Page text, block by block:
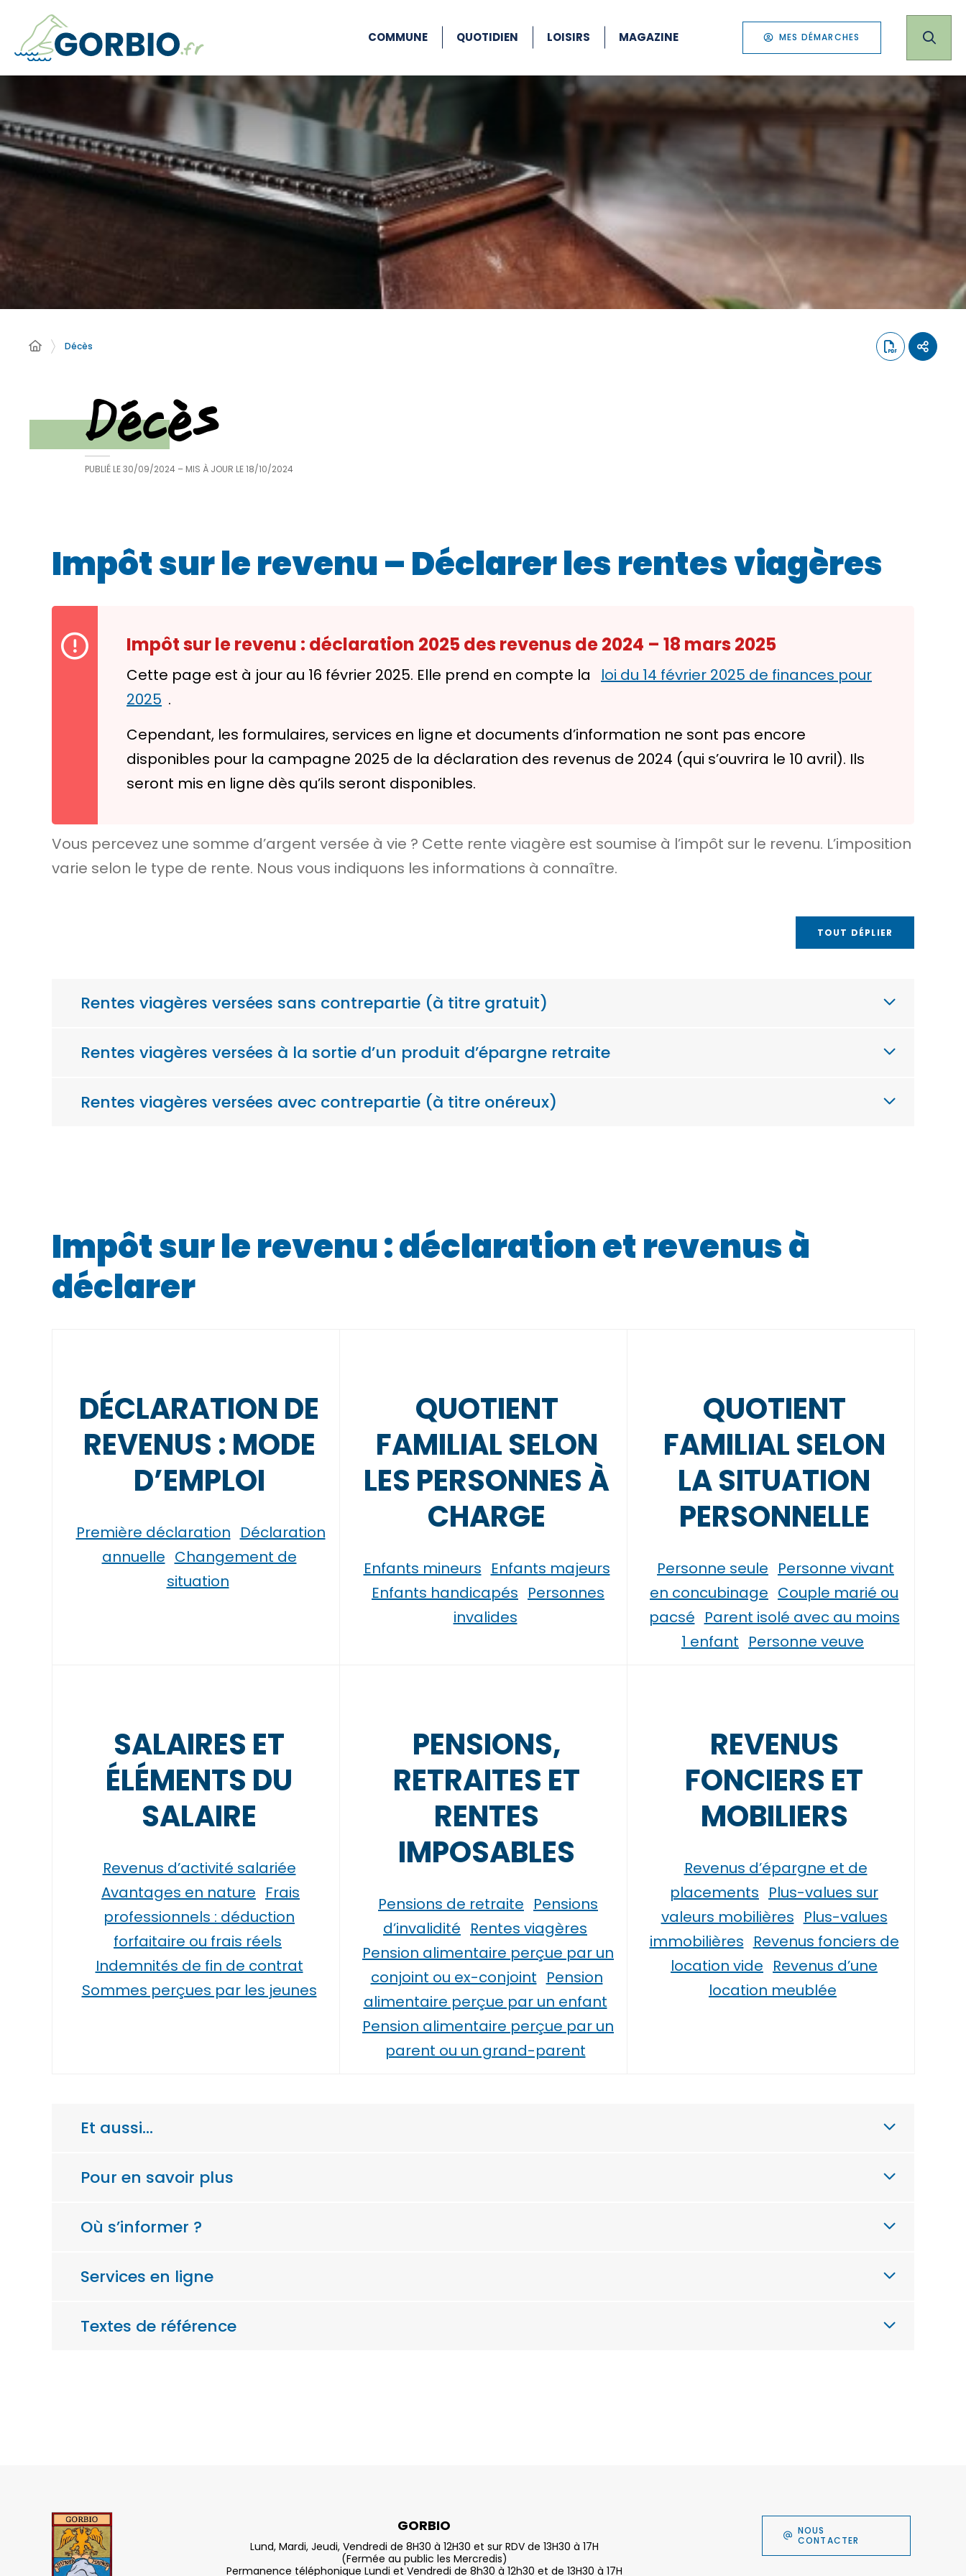
COMMUNE QUOTIDIEN LOISIRS MAGAZINE MES DÉMARCHES
Décès
Décès
PUBLIÉ LE30/09/2024 – MIS À JOUR LE18/10/2024
Impôt sur le revenu – Déclarer les rentes viagères
Impôt sur le revenu : déclaration 2025 des revenus de 2024 – 18 mars 2025
Cette page est à jour au 16 février 2025. Elle prend en compte la
loi du 14 février 2025 de finances pour
2025 .
Cependant, les formulaires, services en ligne et documents d’information ne sont pas encore
disponibles pour la campagne 2025 de la déclaration des revenus de 2024 (qui s’ouvrira le 10 avril). Ils
seront mis en ligne dès qu’ils seront disponibles.
Vous percevez une somme d’argent versée à vie ? Cette rente viagère est soumise à l’impôt sur le revenu. L’imposition
varie selon le type de rente. Nous vous indiquons les informations à connaître.
TOUT DÉPLIER
Rentes viagères versées sans contrepartie (à titre gratuit)
Rentes viagères versées à la sortie d’un produit d’épargne retraite
Rentes viagères versées avec contrepartie (à titre onéreux)
Impôt sur le revenu : déclaration et revenus à
déclarer
DÉCLARATION DE
REVENUS : MODE
D’EMPLOI
Première déclaration Déclaration
annuelle Changement de
situation
QUOTIENT
FAMILIAL SELON
LES PERSONNES À
CHARGE
Enfants mineurs Enfants majeurs
Enfants handicapés Personnes
invalides
QUOTIENT
FAMILIAL SELON
LA SITUATION
PERSONNELLE
Personne seule Personne vivant
en concubinage Couple marié ou
pacsé Parent isolé avec au moins
1 enfant Personne veuve
SALAIRES ET
ÉLÉMENTS DU
SALAIRE
Revenus d’activité salariée
Avantages en nature Frais
professionnels : déduction
forfaitaire ou frais réels
Indemnités de fin de contrat
Sommes perçues par les jeunes
PENSIONS,
RETRAITES ET
RENTES
IMPOSABLES
Pensions de retraite Pensions
d’invalidité Rentes viagères
Pension alimentaire perçue par un
conjoint ou ex-conjoint Pension
alimentaire perçue par un enfant
Pension alimentaire perçue par un
parent ou un grand-parent
REVENUS
FONCIERS ET
MOBILIERS
Revenus d’épargne et de
placements Plus-values sur
valeurs mobilières Plus-values
immobilières Revenus fonciers de
location vide Revenus d’une
location meublée
Et aussi…
Pour en savoir plus
Où s’informer ?
Services en ligne
Textes de référence
GORBIO
Lund, Mardi, Jeudi, Vendredi de 8H30 à 12H30 et sur RDV de 13H30 à 17H
(Fermée au public les Mercredis)
Permanence téléphonique Lundi et Vendredi de 8h30 à 12h30 et de 13H30 à 17H
NOUS
CONTACTER